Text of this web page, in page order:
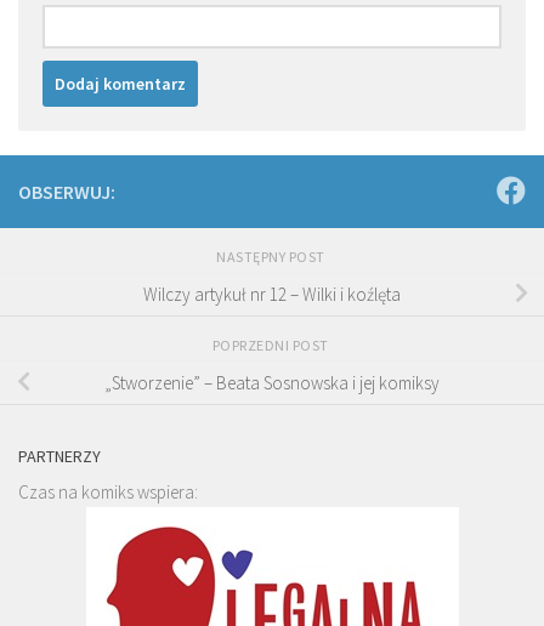
OBSERWUJ:
NASTĘPNY POST
Wilczy artykuł nr 12 – Wilki i koźlęta
POPRZEDNI POST
„Stworzenie” – Beata Sosnowska i jej komiksy
PARTNERZY
Czas na komiks wspiera: